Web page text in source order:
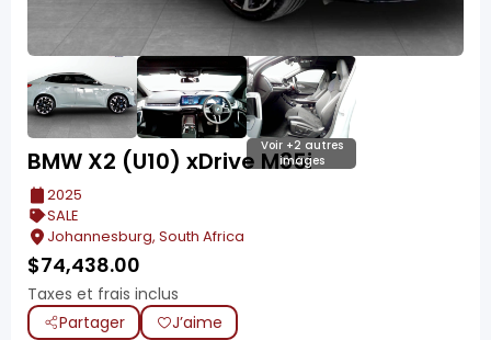
Voir +2 autres
images
BMW X2 (U10) xDrive M35i
2025
SALE
Johannesburg, South Africa
$74,438.00
Taxes et frais inclus
Partager
J’aime